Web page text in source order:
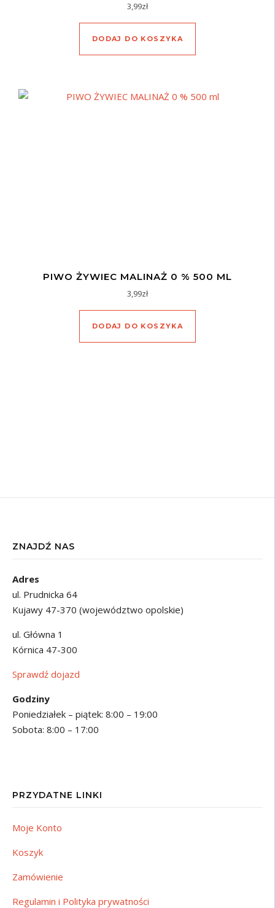
3,99zł
DODAJ DO KOSZYKA
PIWO ŻYWIEC MALINAŻ 0 % 500 ML
3,99zł
DODAJ DO KOSZYKA
ZNAJDŹ NAS
Adres
ul. Prudnicka 64
Kujawy 47-370 (województwo opolskie)
ul. Główna 1
Kórnica 47-300
Sprawdź dojazd
Godziny
Poniedziałek – piątek: 8:00 – 19:00
Sobota: 8:00 – 17:00
PRZYDATNE LINKI
Moje Konto
Koszyk
Zamówienie
Regulamin i Polityka prywatności